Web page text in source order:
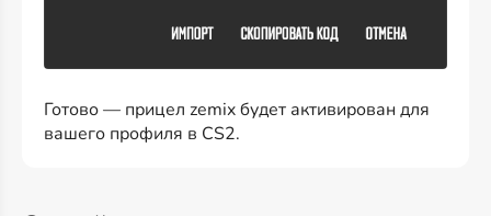
Готово — прицел zemix будет активирован для
вашего профиля в CS2.